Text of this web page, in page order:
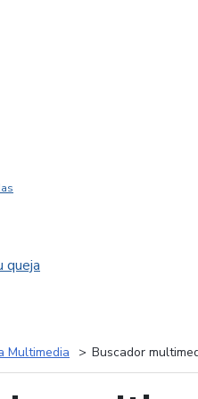
queja
Multimedia Buscador